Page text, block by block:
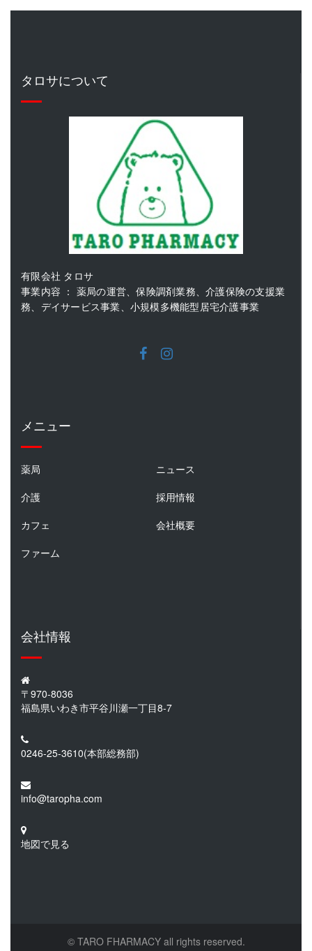
タロサについて
有限会社 タロサ
事業内容 ： 薬局の運営、保険調剤業務、介護保険の支援業
務、デイサービス事業、小規模多機能型居宅介護事業
メニュー
薬局
介護
カフェ
ファーム
ニュース
採用情報
会社概要
会社情報
〒970-8036
福島県いわき市平谷川瀬一丁目8-7
0246-25-3610(本部総務部)
info@taropha.com
地図で見る
© TARO FHARMACY all rights reserved.